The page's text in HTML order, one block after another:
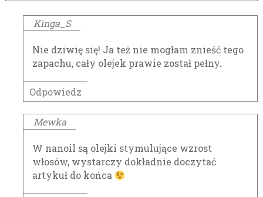
Kinga_S
Nie dziwię się! Ja też nie mogłam znieść tego
zapachu, cały olejek prawie został pełny.
Odpowiedz
Mewka
W nanoil są olejki stymulujące wzrost
włosów, wystarczy dokładnie doczytać
artykuł do końca